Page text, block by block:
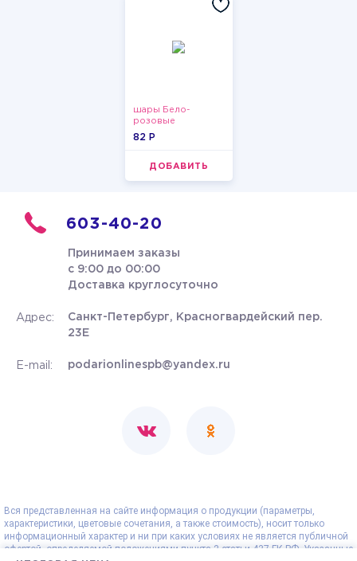
шары Бело-
розовые
пастельные
82 P
ДОБАВИТЬ
603-40-20
Принимаем заказы
с 9:00 до 00:00
Доставка круглосуточно
Адрес:
Санкт-Петербург, Красногвардейский пер.
23Е
E-mail: podarionlinespb@yandex.ru
Вся представленная на сайте информация о продукции (параметры,
характеристики, цветовые сочетания, а также стоимость), носит только
информационный характер и ни при каких условиях не является публичной
офертой, определяемой положениями пункта 2 статьи 437 ГК РФ. Указанные